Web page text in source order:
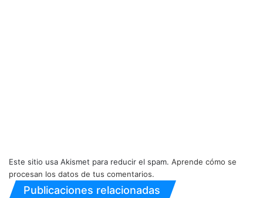
Este sitio usa Akismet para reducir el spam. Aprende cómo se
procesan los datos de tus comentarios.
Publicaciones relacionadas